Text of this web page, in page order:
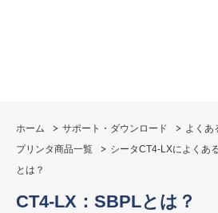
ホーム サポート・ダウンロード よくあ
プリンタ商品一覧
シータCT4-LXによくあ
とは？
CT4-LX：SBPLとは？